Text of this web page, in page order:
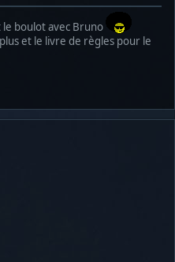
le boulot avec Bruno
et le livre de règles pour le